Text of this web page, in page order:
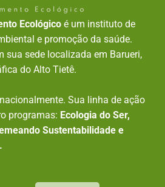
Ecológico é um instituto de
e promoção da saúde.
sua sede localizada em Barueri,
do Alto Tietê.
Sua linha de ação
programas: Ecologia do Ser,
Sustentabilidade e